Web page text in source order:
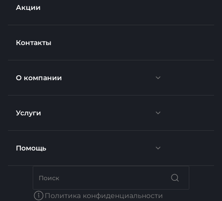
Акции
Контакты
О компании
Новости
Отзывы
Вакансии
Услуги
Доставка
Недвижимость
Помощь
Политика конфиденциальности